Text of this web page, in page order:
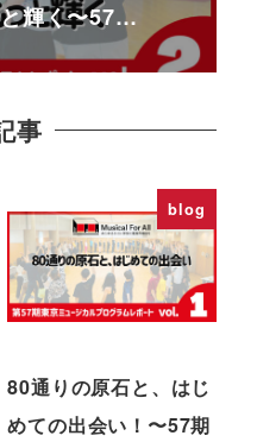
輝く〜57…
事
blog
80通りの原石と、はじ
めての出会い！〜57期